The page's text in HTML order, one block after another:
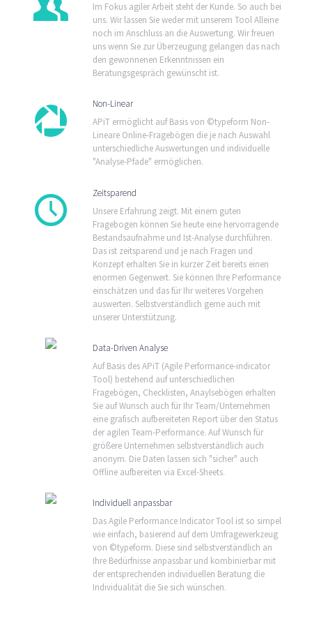
Im Fokus agiler Arbeit steht der Kunde. So auch bei
uns. Wir lassen Sie weder mit unserem Tool Alleine
noch im Anschluss an die Auswertung. Wir freuen
uns wenn Sie zur Überzeugung gelangen das nach
den gewonnenen Erkenntnissen ein
Beratungsgespräch gewünscht ist.
Non-Linear
APiT ermöglicht auf Basis von ©typeform Non-
Lineare Online-Fragebögen die je nach Auswahl
unterschiedliche Auswertungen und individuelle
"Analyse-Pfade" ermöglichen.
Zeitsparend
Unsere Erfahrung zeigt. Mit einem guten
Fragebogen können Sie heute eine hervorragende
Bestandsaufnahme und Ist-Analyse durchführen.
Das ist zeitsparend und je nach Fragen und
Konzept erhalten Sie in kurzer Zeit bereits einen
enormen Gegenwert. Sie können Ihre Performance
einschätzen und das für Ihr weiteres Vorgehen
auswerten. Selbstverständlich gerne auch mit
unserer Unterstützung.
Data-Driven Analyse
Auf Basis des APiT (Agile Performance-indicator
Tool) bestehend auf unterschiedlichen
Fragebögen, Checklisten, Anaylsebögen erhalten
Sie auf Wunsch auch für Ihr Team/Unternehmen
eine grafisch aufbereiteten Report über den Status
der agilen Team-Performance. Auf Wunsch für
größere Unternehmen selbstverständlich auch
anonym. Die Daten lassen sich "sicher" auch
Offline aufbereiten via Excel-Sheets.
Individuell anpassbar
Das Agile Performance Indicator Tool ist so simpel
wie einfach, basierend auf dem Umfragewerkzeug
von ©typeform. Diese sind selbstverständlich an
Ihre Bedürfnisse anpassbar und kombinierbar mit
der entsprechenden individuellen Beratung die
Individualität die Sie sich wünschen.